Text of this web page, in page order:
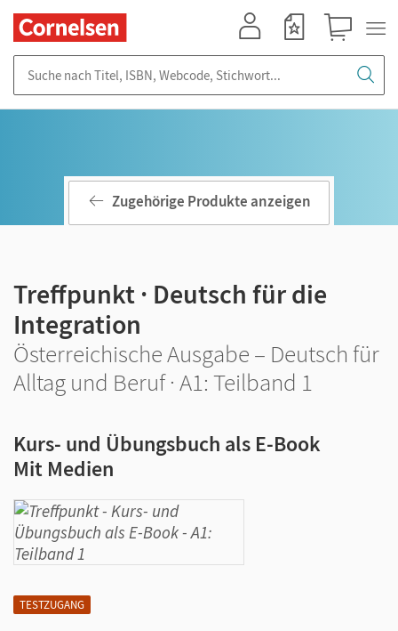
TESTZUGANG
Zugehörige Produkte anzeigen
Treffpunkt · Deutsch für die
Integration
Österreichische Ausgabe – Deutsch für
Alltag und Beruf · A1: Teilband 1
Kurs- und Übungsbuch als E-Book
Mit Medien